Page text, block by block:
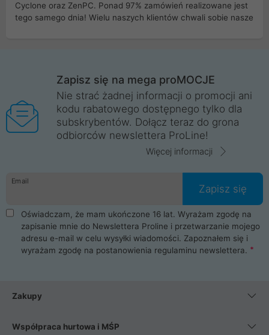
Cyclone oraz ZenPC. Ponad 97% zamówień realizowane jest
tego samego dnia! Wielu naszych klientów chwali sobie nasze
Wrocław, Poznań, Legnica, Katowice, Gliwice, Kalisz, Bytom,
Trzebnica, Opole. Szybka i profesjonalna obsługa!
ProLine to polska firma ze 100% polskim kapitałem. Działamy
legalnie i płacimy podatki w naszym kraju! Posiadamy siedzibę
główną w Mirkowie oraz salony na terenie kraju. Cała
komunikacja ze sklepem komputerowym ProLine jest
danych osobowych. Dlatego zakup notebooka albo laptopa w
ProLine to czysta przyjemność i pełne bezpieczeństwo.
Zaopatrzysz się u nas w akcesoria i części komputerowe
takie jak procesory, karty graficzne, płyty główne, pamięci,
dyski SSD, M.2 oraz HDD. Nasi pracownicy pomogą Ci wybrać
najlepszy zasilacz komputerowy oraz obudowę do komputera.
Poza komputerami mamy również najlepsze na rynku
Smartfony takich producentów jak Xiaomi, Apple, Samsung i
wentylatory. Na koniec mając już to wszystko, możesz
Zapisz się na mega proMOCJE
Nie strać żadnej informacji o promocji ani
kodu rabatowego dostępnego tylko dla
subskrybentów. Dołącz teraz do grona
odbiorców newslettera ProLine!
Więcej informacji
Email
Zapisz się
Oświadczam, że mam ukończone 16 lat. Wyrażam zgodę na
zapisanie mnie do Newslettera Proline i przetwarzanie mojego
adresu e-mail w celu wysyłki wiadomości. Zapoznałem się i
wyrażam zgodę na postanowienia regulaminu newslettera.
Zakupy
Współpraca hurtowa i MŚP